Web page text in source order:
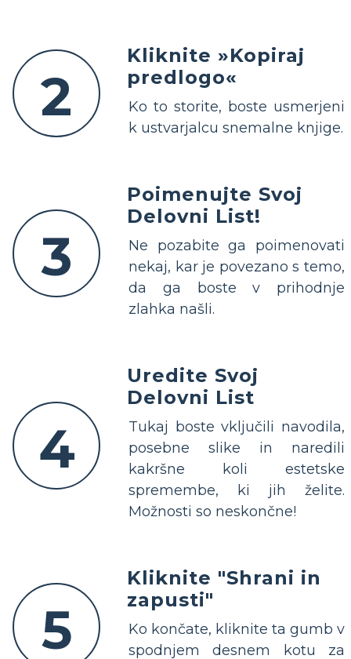
2
Kliknite »Kopiraj
predlogo«
Ko to storite, boste usmerjeni
k ustvarjalcu snemalne knjige.
3
Poimenujte Svoj
Delovni List!
Ne pozabite ga poimenovati
nekaj, kar je povezano s temo,
da ga boste v prihodnje
zlahka našli.
4
Uredite Svoj
Delovni List
Tukaj boste vključili navodila,
posebne slike in naredili
kakršne koli estetske
spremembe, ki jih želite.
Možnosti so neskončne!
5
Kliknite "Shrani in
zapusti"
Ko končate, kliknite ta gumb v
spodnjem desnem kotu za